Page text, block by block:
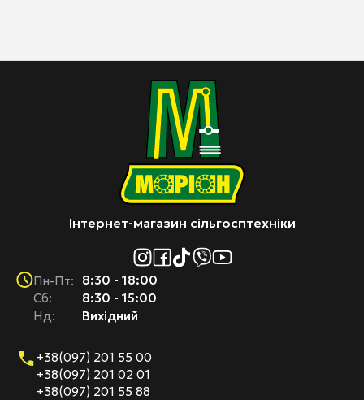
Інтернет-магазин сільгосптехніки
Пн-Пт:
Cб:
Нд:
8:30 - 18:00
8:30 - 15:00
Вихідний
+38(097) 201 55 00
+38(097) 201 02 01
+38(097) 201 55 88